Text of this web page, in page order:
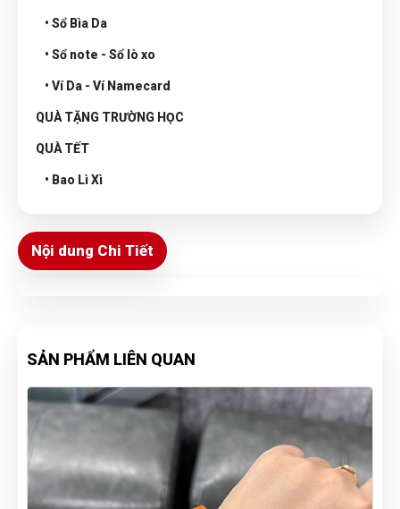
• Sổ Bìa Da
• Sổ note - Sổ lò xo
• Ví Da - Ví Namecard
QUÀ TẶNG TRƯỜNG HỌC
QUÀ TẾT
• Bao Lì Xì
Nội dung Chi Tiết
SẢN PHẨM LIÊN QUAN